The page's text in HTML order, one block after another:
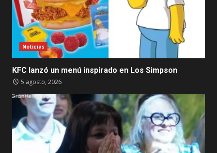
Noticias
KFC lanzó un menú inspirado en Los Simpson
5 agosto, 2026